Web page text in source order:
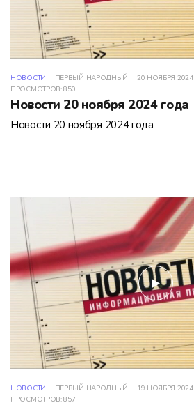
НОВОСТИ ПЕРВЫЙ НАРОДНЫЙ
20 НОЯБРЯ 2024
ПРОСМОТРОВ: 850
Новости 20 ноября 2024 года
Новости 20 ноября 2024 года
play
НОВОСТИ ПЕРВЫЙ НАРОДНЫЙ
19 НОЯБРЯ 2024
ПРОСМОТРОВ: 857